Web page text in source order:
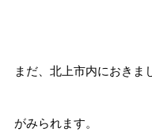
まだ、北上市内におきま
がみられます。